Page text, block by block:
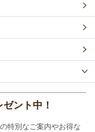
ント中！
特別なご案内やお得な